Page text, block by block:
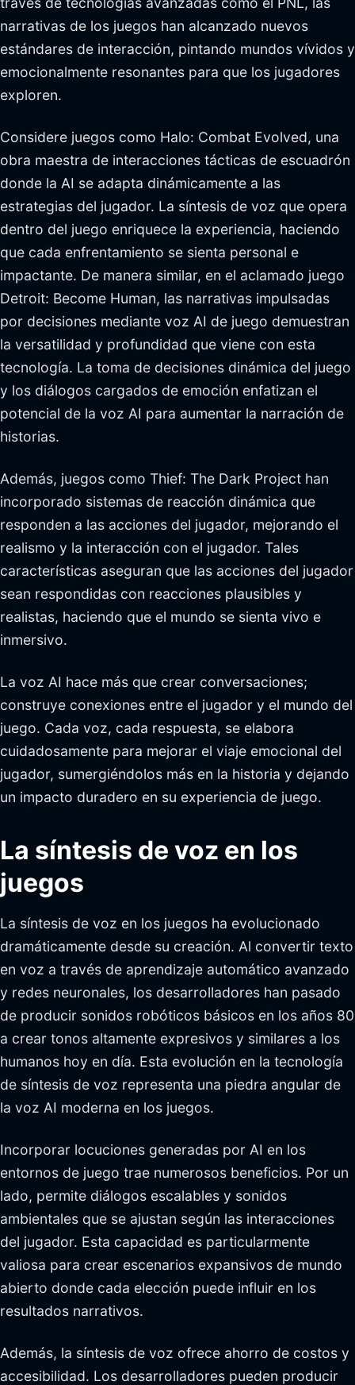
narrativas de los juegos han alcanzado nuevos
estándares de interacción, pintando mundos vívidos y
emocionalmente resonantes para que los jugadores
exploren.
Considere juegos como Halo: Combat Evolved, una
obra maestra de interacciones tácticas de escuadrón
donde la AI se adapta dinámicamente a las
estrategias del jugador. La síntesis de voz que opera
dentro del juego enriquece la experiencia, haciendo
que cada enfrentamiento se sienta personal e
impactante. De manera similar, en el aclamado juego
Detroit: Become Human, las narrativas impulsadas
por decisiones mediante voz AI de juego demuestran
la versatilidad y profundidad que viene con esta
tecnología. La toma de decisiones dinámica del juego
y los diálogos cargados de emoción enfatizan el
potencial de la voz AI para aumentar la narración de
historias.
Además, juegos como Thief: The Dark Project han
incorporado sistemas de reacción dinámica que
responden a las acciones del jugador, mejorando el
realismo y la interacción con el jugador. Tales
características aseguran que las acciones del jugador
sean respondidas con reacciones plausibles y
realistas, haciendo que el mundo se sienta vivo e
inmersivo.
La voz AI hace más que crear conversaciones;
construye conexiones entre el jugador y el mundo del
juego. Cada voz, cada respuesta, se elabora
cuidadosamente para mejorar el viaje emocional del
jugador, sumergiéndolos más en la historia y dejando
un impacto duradero en su experiencia de juego.
La síntesis de voz en los
juegos
La síntesis de voz en los juegos ha evolucionado
dramáticamente desde su creación. Al convertir texto
en voz a través de aprendizaje automático avanzado
y redes neuronales, los desarrolladores han pasado
de producir sonidos robóticos básicos en los años 80
a crear tonos altamente expresivos y similares a los
humanos hoy en día. Esta evolución en la tecnología
de síntesis de voz representa una piedra angular de
la voz AI moderna en los juegos.
Incorporar locuciones generadas por AI en los
entornos de juego trae numerosos beneficios. Por un
lado, permite diálogos escalables y sonidos
ambientales que se ajustan según las interacciones
del jugador. Esta capacidad es particularmente
valiosa para crear escenarios expansivos de mundo
abierto donde cada elección puede influir en los
resultados narrativos.
Además, la síntesis de voz ofrece ahorro de costos y
accesibilidad. Los desarrolladores pueden producir